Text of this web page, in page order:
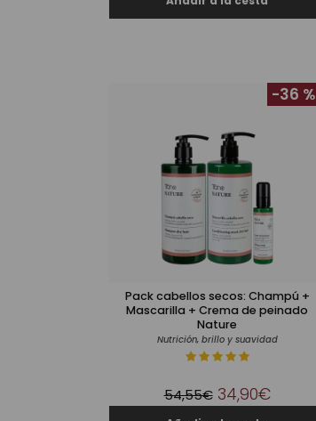
Pack cabellos secos: Champú +
Mascarilla + Crema de peinado
Nature
Nutrición, brillo y suavidad
-36 %
54,55€ 34,90€